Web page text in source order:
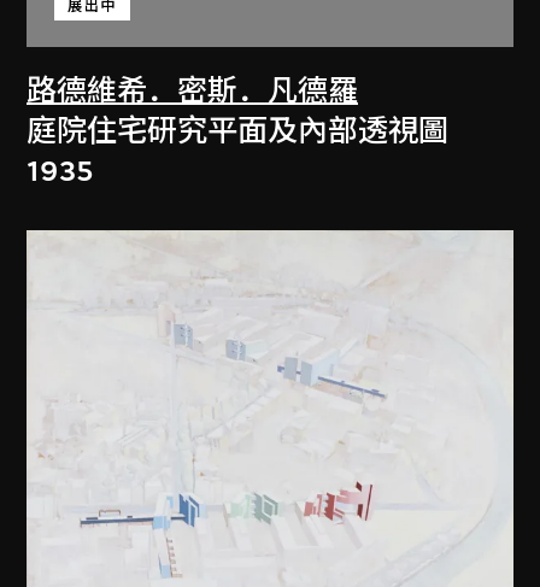
路德維希．密斯．凡德羅
展出中
庭院住宅研究平面及內部透視圖
1935